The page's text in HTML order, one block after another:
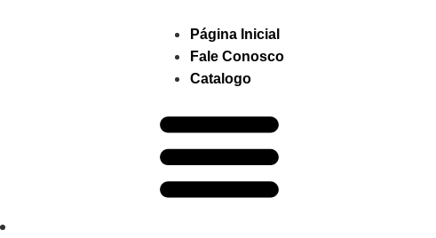
Página Inicial
Fale Conosco
Catalogo